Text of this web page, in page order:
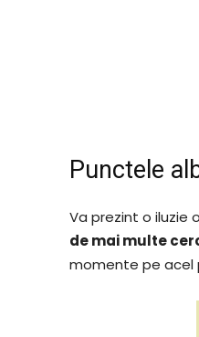
Punctele
Va prezint o iluzie
de mai multe
momente pe acel